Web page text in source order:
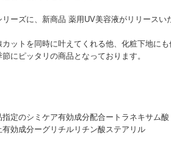
ーズに、新商品 薬用UV美容液がリリースい
ットを同時に叶えてくれる他、化粧下地にも
にピッタリの商品となっております。
指定のシミケア有効成分配合ートラネキサム酸
有効成分ーグリチルリチン酸ステアリル